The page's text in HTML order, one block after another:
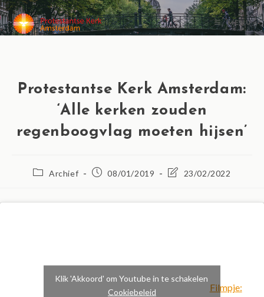
MENU
Protestantse Kerk Amsterdam:
‘Alle kerken zouden
regenboogvlag moeten hijsen’
Archief 08/01/2019 23/02/2022
Filmpje:
Klik 'Akkoord' om Youtube in te schakelen
Cookiebeleid